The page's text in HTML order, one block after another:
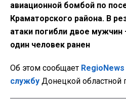
авиационной бомбой по
Краматорского района. В
атаки погибли двое
один человек ранен
Об этом сообщает RegioNews
службу Донецкой областной